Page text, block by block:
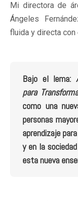
Mi directora de
Ángeles
fluida y directa
Bajo el lema:
para
como una
personas
aprendizaje
y en la
esta nueva